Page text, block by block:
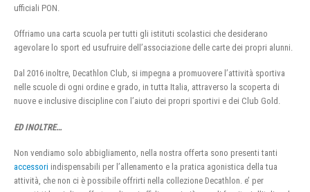
ufficiali PON.
Offriamo una carta scuola per tutti gli istituti scolastici che desiderano
agevolare lo sport ed usufruire dell’associazione delle carte dei propri alunni.
Dal 2016 inoltre, Decathlon Club, si impegna a promuovere l’attività sportiva
nelle scuole di ogni ordine e grado, in tutta Italia, attraverso la scoperta di
nuove e inclusive discipline con l’aiuto dei propri sportivi e dei Club Gold.
ED INOLTRE…
Non vendiamo solo abbigliamento, nella nostra offerta sono presenti tanti
accessori indispensabili per l’allenamento e la pratica agonistica della tua
attività, che non ci è possibile offrirti nella collezione Decathlon. e’ per